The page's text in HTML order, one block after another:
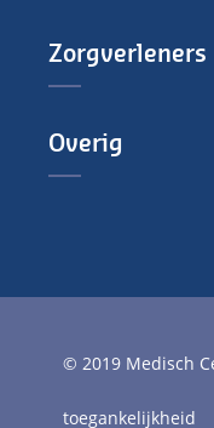
Zorgverleners
Overig
© 2019 Medisch
toegankelijkheid